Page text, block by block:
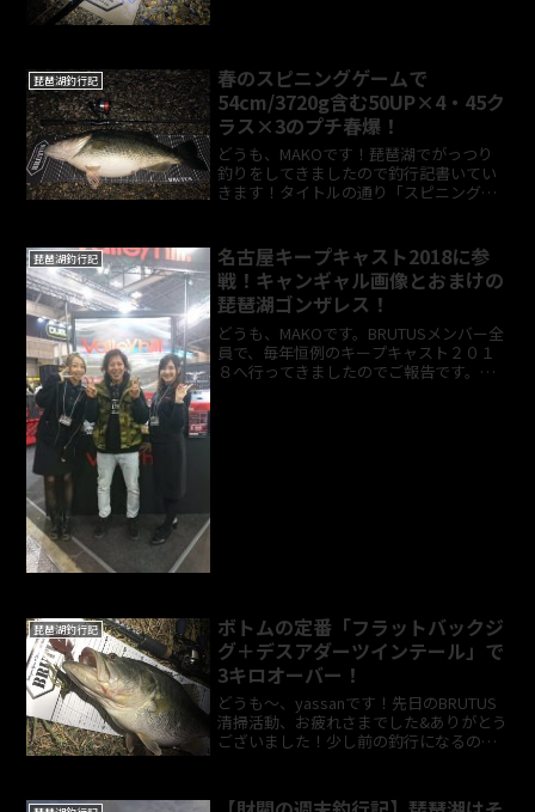
琵琶湖釣行記
春のスピニングゲームで
54cm/3720g含む50UP×4・45ク
ラス×3のプチ春爆！
どうも、MAKOです！琵琶湖でがっつり
釣りをしてきましたので釣行記書いてい
きます！タイトルの通り「スピニングゲ
当にヤバイ春爆ってこんなレベルじゃな
いはず...
琵琶湖釣行記
名古屋キープキャスト2018に参
戦！キャンギャル画像とおまけの
琵琶湖ゴンザレス！
どうも、MAKOです。BRUTUSメンバー全
員で、毎年恒例のキープキャスト２０１
８へ行ってきましたのでご報告です。今
琵琶湖釣行記
ボトムの定番「フラットバックジ
グ＋デスアダーツインテール」で
3キロオーバー！
どうも～、yassanです！先日のBRUTUS
清掃活動、お疲れさまでした&ありがとう
ございました！少し前の釣行になるので
ロオーバーを釣っています！ここまで結